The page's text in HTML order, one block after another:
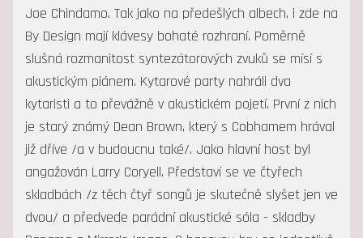
Joe Chindamo. Tak jako na předešlých albech, i zde na
By Design mají klávesy bohaté rozhraní. Poměrně
slušná rozmanitost syntezátorových zvuků se mísí s
akustickým piánem. Kytarové party nahráli dva
kytaristi a to převážně v akustickém pojetí. První z nich
je starý známý Dean Brown, který s Cobhamem hrával
již dříve /a v budoucnu také/. Jako hlavní host byl
angažován Larry Coryell. Představí se ve čtyřech
skladbách /z těch čtyř songů je skutečně slyšet jen ve
dvou/ a předvede parádní akustické sóla - skladby